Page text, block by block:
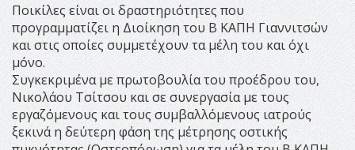
Ποικίλες είναι οι δραστηριότητες που
προγραμματίζει η Διοίκηση του Β ΚΑΠΗ Γιαννιτσών
και στις οποίες συμμετέχουν τα μέλη του και όχι
μόνο.
Συγκεκριμένα με πρωτοβουλία του προέδρου του,
Νικολάου Τσίτσου και σε συνεργασία με τους
εργαζόμενους και τους συμβαλλόμενους ιατρούς
ξεκινά η δεύτερη φάση της μέτρησης οστικής